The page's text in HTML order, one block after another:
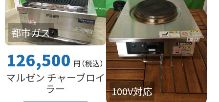
都市ガス
126,500 円（税込）
マルゼン チャーブロイ
ラー 100V対応